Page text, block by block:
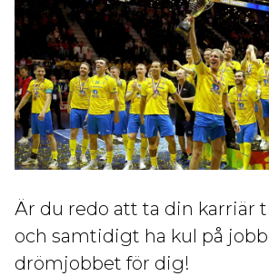
Är du redo att ta din karriär
och samtidigt ha kul på
drömjobbet för dig!